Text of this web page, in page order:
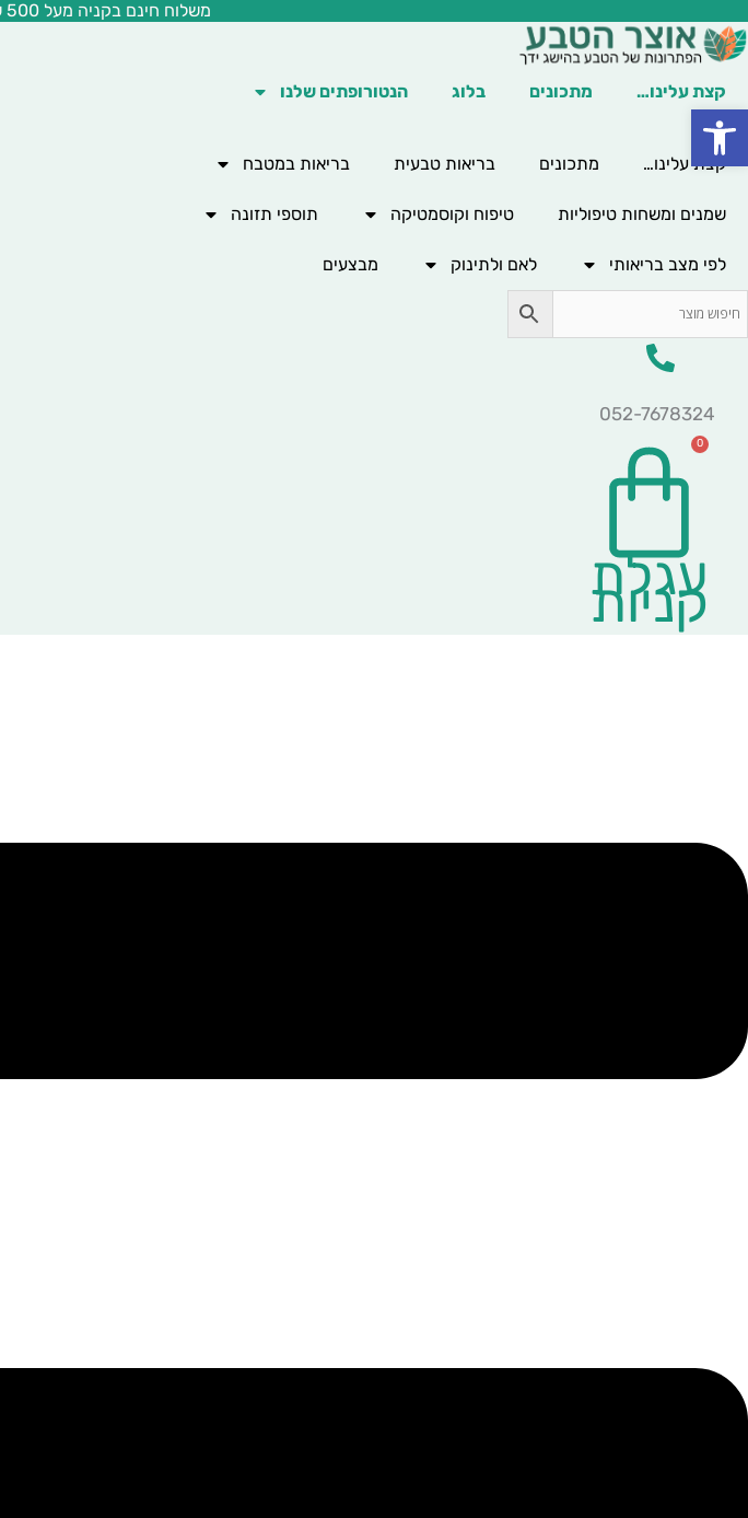
פתח סרגל נגישות
לתוכן
משלוח חינם בקניה מעל 500 ש"ח
קצת עלינו… מתכונים בלוג הנטורופתים שלנו
קצת עלינו… מתכונים בריאות טבעית בריאות במטבח
שמנים ומשחות טיפוליות טיפוח וקוסמטיקה תוספי תזונה
לפי מצב בריאותי לאם ולתינוק מבצעים
052-7678324
0
עגלת
קניות